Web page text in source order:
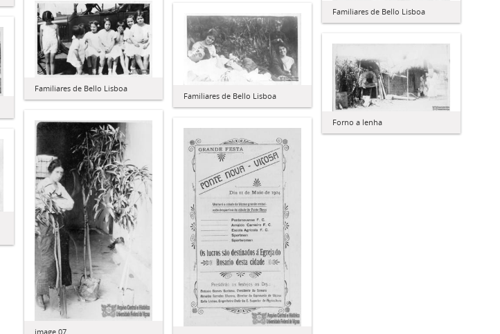
Familiares de Bello Lisboa
Familiares de Bello Lisboa
Familiares de Bello Lisboa
Forno a lenha
image 07